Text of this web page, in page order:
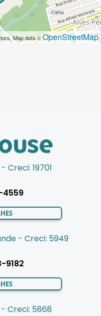
Map data ©OpenStreetMap
Creci: 19701
4559
- Creci: 5949
9182
Creci: 5868